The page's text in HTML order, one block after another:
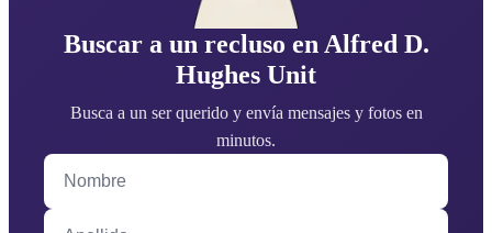
Buscar a un recluso en Alfred D.
Hughes Unit
Busca a un ser querido y envía mensajes y fotos en
minutos.
Nombre
Apellido